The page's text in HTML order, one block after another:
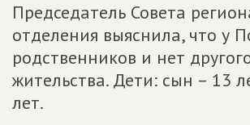
Председатель Совета
отделения выяснила, что у
родственников и нет
жительства. Дети: сын – 13
лет.